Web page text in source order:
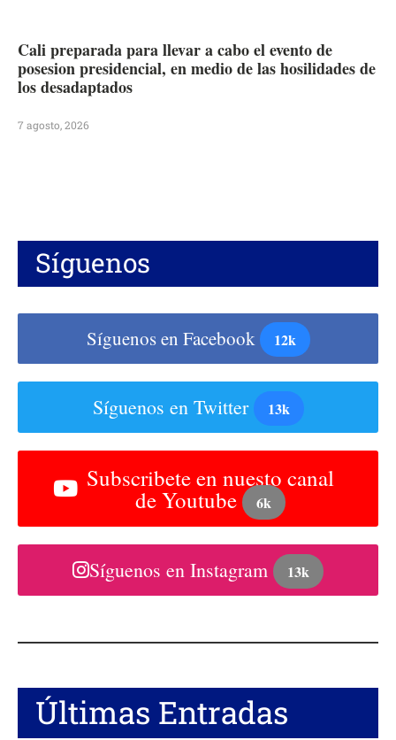
Cali preparada para llevar a cabo el evento de
posesion presidencial, en medio de las hosilidades de
los desadaptados
7 agosto, 2026
Síguenos
Síguenos en Facebook 12k
Síguenos en Twitter 13k
Subscribete en nuesto canal
de Youtube 6k
Síguenos en Instagram 13k
Últimas Entradas